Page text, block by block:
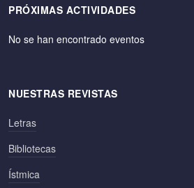
PRÓXIMAS ACTIVIDADES
No se han encontrado eventos
NUESTRAS REVISTAS
Letras
Bibliotecas
Ístmica